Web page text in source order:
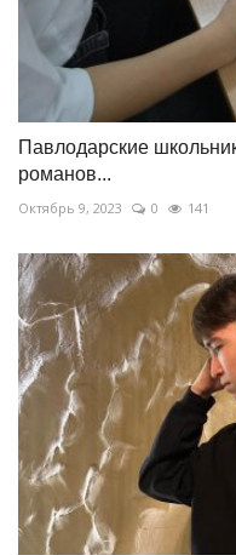
Павлодарские
романов...
Октябрь 9, 2023 0 141